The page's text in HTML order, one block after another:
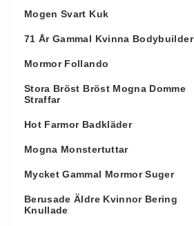
Mogen Svart Kuk
71 År Gammal Kvinna Bodybuilder
Mormor Follando
Stora Bröst Bröst Mogna Domme
Straffar
Hot Farmor Badkläder
Mogna Monstertuttar
Mycket Gammal Mormor Suger
Berusade Äldre Kvinnor Bering
Knullade